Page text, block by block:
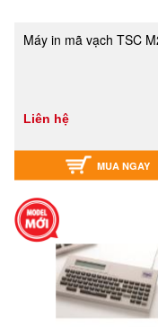
Máy in mã vạch TSC
Liên hệ
MUA NGAY